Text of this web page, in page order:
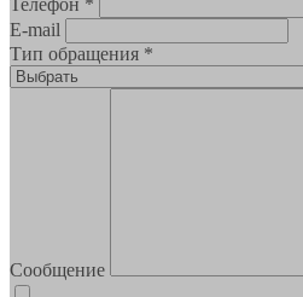
Телефон *
E-mail
Тип обращения *
Сообщение